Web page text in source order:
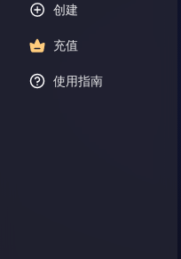
创建
充值
使用指南